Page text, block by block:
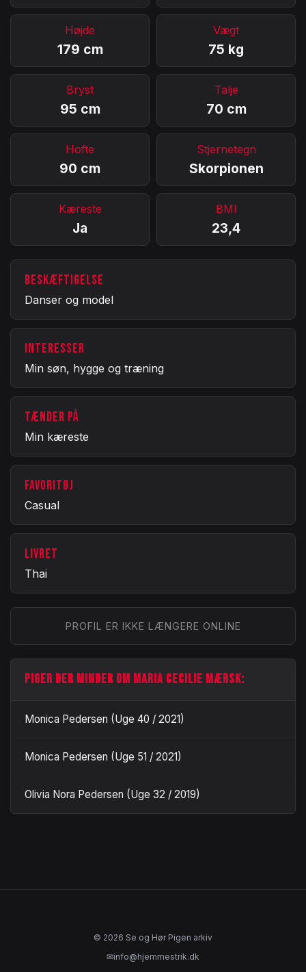
Højde
179 cm
Vægt
75 kg
Bryst
95 cm
Talje
70 cm
Hofte
90 cm
Stjernetegn
Skorpionen
Kæreste
Ja
BMI
23,4
BESKÆFTIGELSE
Danser og model
INTERESSER
Min søn, hygge og træning
TÆNDER PÅ
Min kæreste
FAVORITØJ
Casual
LIVRET
Thai
PROFIL ER IKKE LÆNGERE ONLINE
PIGER DER MINDER OM MARIA CECILIE MÆRSK:
Monica Pedersen (Uge 40 / 2021)
Monica Pedersen (Uge 51 / 2021)
Olivia Nora Pedersen (Uge 32 / 2019)
© 2026 Se og Hør Pigen arkiv
✉info@hjemmestrik.dk